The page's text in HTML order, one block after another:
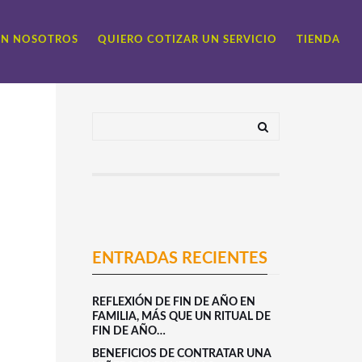
NOSOTROS QUIERO COTIZAR UN SERVICIO TIENDA
ENTRADAS RECIENTES
REFLEXIÓN DE FIN DE AÑO EN
FAMILIA, MÁS QUE UN RITUAL DE
FIN DE AÑO…
BENEFICIOS DE CONTRATAR UNA